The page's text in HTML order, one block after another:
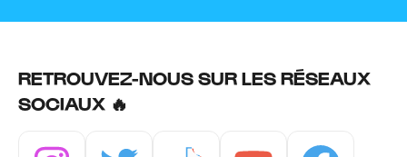
RETROUVEZ-NOUS SUR LES RÉSEAUX
SOCIAUX 🔥